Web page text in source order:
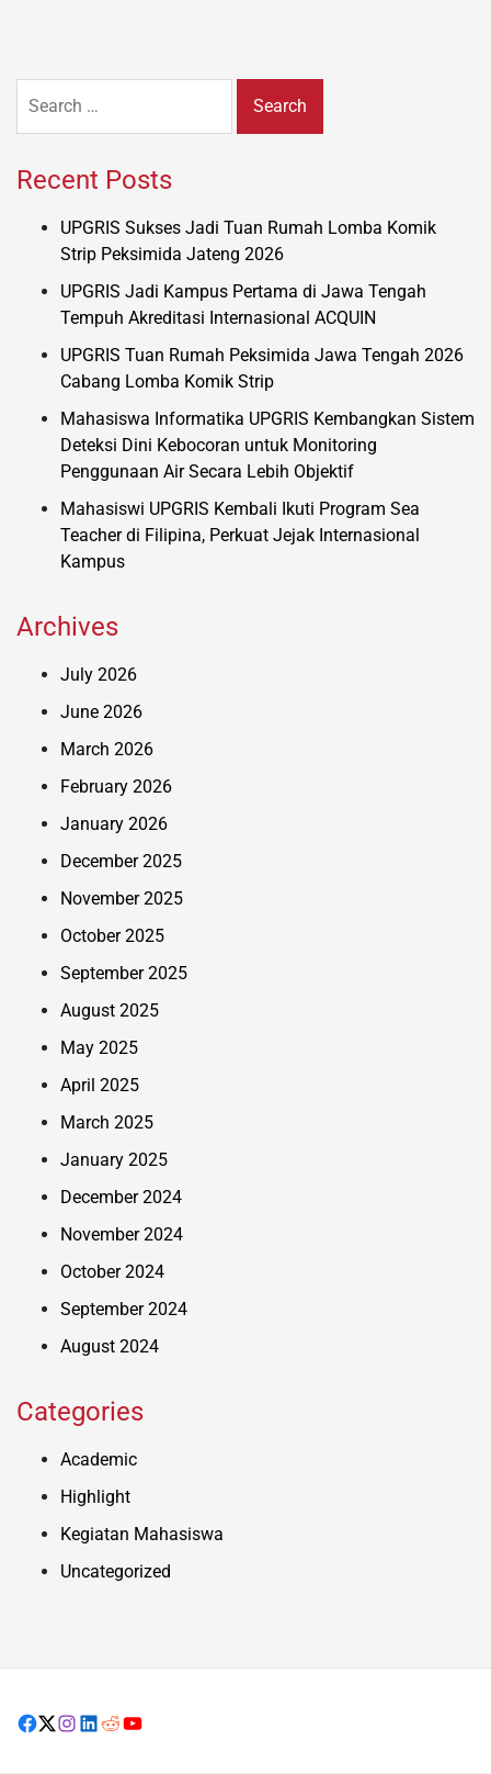
for:
Recent Posts
UPGRIS Sukses Jadi Tuan Rumah Lomba Komik
Strip Peksimida Jateng 2026
UPGRIS Jadi Kampus Pertama di Jawa Tengah
Tempuh Akreditasi Internasional ACQUIN
UPGRIS Tuan Rumah Peksimida Jawa Tengah 2026
Cabang Lomba Komik Strip
Mahasiswa Informatika UPGRIS Kembangkan Sistem
Deteksi Dini Kebocoran untuk Monitoring
Penggunaan Air Secara Lebih Objektif
Mahasiswi UPGRIS Kembali Ikuti Program Sea
Teacher di Filipina, Perkuat Jejak Internasional
Kampus
Archives
July 2026
June 2026
March 2026
February 2026
January 2026
December 2025
November 2025
October 2025
September 2025
August 2025
May 2025
April 2025
March 2025
January 2025
December 2024
November 2024
October 2024
September 2024
August 2024
Categories
Academic
Highlight
Kegiatan Mahasiswa
Uncategorized
Facebook
X Instagram
LinkedIn
Reddityoutube